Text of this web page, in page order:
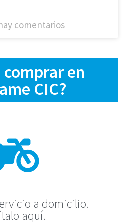
comentarios
en
CIC?
a domicilio.
aquí.